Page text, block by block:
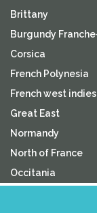
Brittany
Burgundy
Corsica
French Polynesia
French west indies
Great East
Normandy
North of France
Occitania